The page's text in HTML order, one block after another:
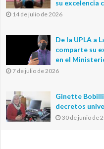
su excelencia
14 de julio de 2026
De la UPLA a
comparte su
en el
7 de julio de 2026
Ginette
decretos
30 de junio de